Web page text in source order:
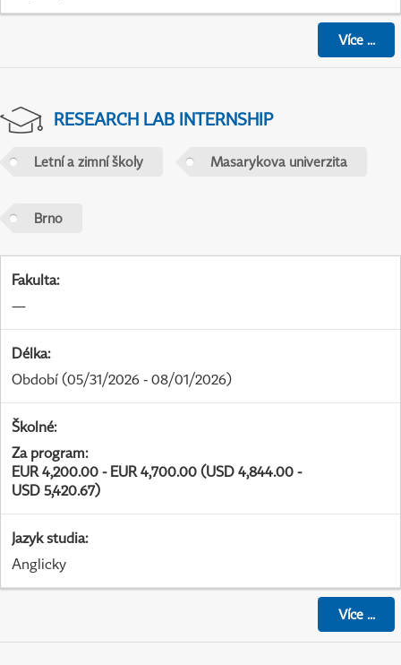
Více...
RESEARCH LAB INTERNSHIP
Letní a zimní školy Masarykova univerzita
Brno
Fakulta:
—
Délka:
Období (05/31/2026 - 08/01/2026)
Školné:
Za program:
EUR 4,200.00 - EUR 4,700.00 (USD 4,844.00 -
USD 5,420.67)
Jazyk studia:
Anglicky
Více...